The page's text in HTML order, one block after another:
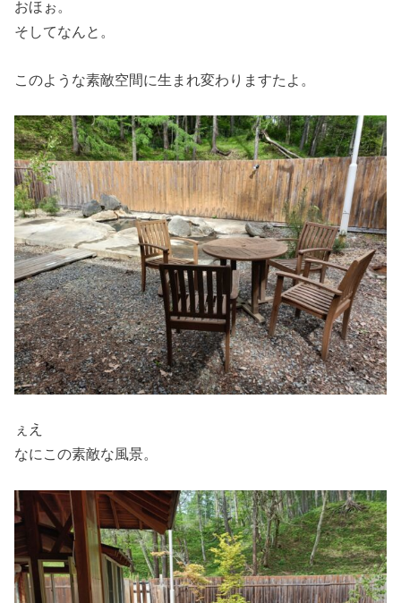
おほぉ。
そしてなんと。
このような素敵空間に生まれ変わりますたよ。
ぇえ
なにこの素敵な風景。